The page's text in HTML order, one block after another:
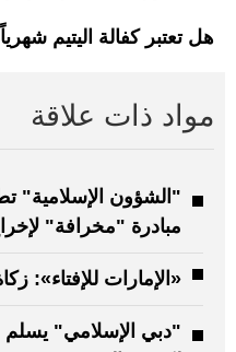
هل تعتبر كفالة اليتيم
مواد ذات علاقة
"الشؤون الإسلامية"
مبادرة "مخرافة"
«الإمارات للإفتاء»:
"دبي الإسلامي" يسلم